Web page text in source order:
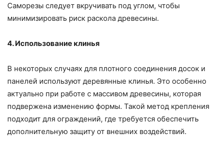
Саморезы следует вкручивать под углом, чтобы
минимизировать риск раскола древесины.
4. Использование клинья
В некоторых случаях для плотного соединения досок и
панелей используют деревянные клинья. Это особенно
актуально при работе с массивом древесины, которая
подвержена изменению формы. Такой метод крепления
подходит для ограждений, где требуется обеспечить
дополнительную защиту от внешних воздействий.